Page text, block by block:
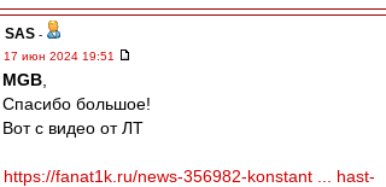
SAS -
17 июн 2024 19:51
MGB
Спасибо большое!
Вот с видео от ЛТ
https://fanat1k.ru/news-356982-konstant ... hast-